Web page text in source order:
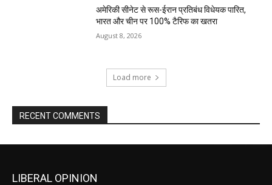
अमेरिकी सीनेट से रूस-ईरान प्रतिबंध विधेयक पारित,
भारत और चीन पर 100% टैरिफ का खतरा
August 8, 2026
Load more
RECENT COMMENTS
LIBERAL OPINION